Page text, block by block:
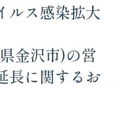
ルス感染拡大
金沢市)の営
長に関するお